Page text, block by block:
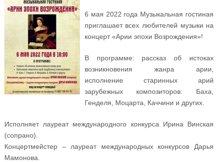
6 мая 2022 года Музыкальная гостиная
приглашает всех любителей музыки на
концерт «Арии эпохи Возрождения»!
В программе: рассказ об истоках
возникновения жанра арии,
исполнение старинных арий
зарубежных композиторов: Баха,
Генделя, Моцарта, Каччини и других.
Исполняет лауреат международного конкурса Ирина Винская
(сопрано).
Концертмейстер – лауреат международных конкурсов Дарья
Мамонова.